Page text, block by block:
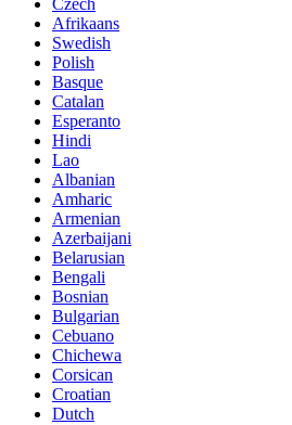
Afrikaans
Swedish
Polish
Basque
Catalan
Esperanto
Hindi
Lao
Albanian
Amharic
Armenian
Azerbaijani
Belarusian
Bengali
Bosnian
Bulgarian
Cebuano
Chichewa
Corsican
Croatian
Dutch